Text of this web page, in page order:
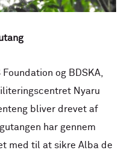
og BDSKA,
Nyaru
bliver drevet af
har gennem
med til at sikre Alba de